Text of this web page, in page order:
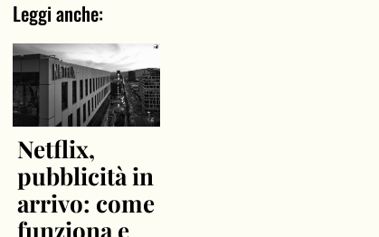
Leggi anche:
Netflix,
pubblicità in
arrivo: come
funziona e